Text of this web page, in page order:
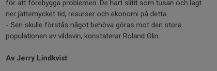
för att förebygga problemen. De hart slitit som tusan och lagt
ner jättemycket tid, resurser och ekonomi på detta.
- Sen skulle förstås något behöva göras mot den stora
populationen av vildsvin, konstaterar Roland Olin.
Av Jerry Lindkvist